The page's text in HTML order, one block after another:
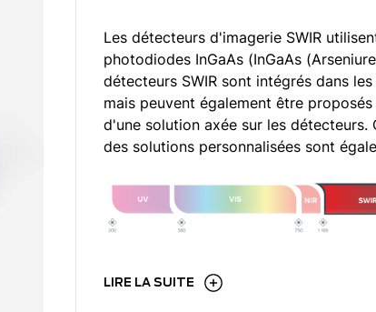
Les détecteurs d'imagerie SWIR
photodiodes InGaAs (InGaAs
détecteurs SWIR sont intégrés dans
mais peuvent également être
d'une solution axée sur les
des solutions personnalisées sont
LIRE LA SUITE